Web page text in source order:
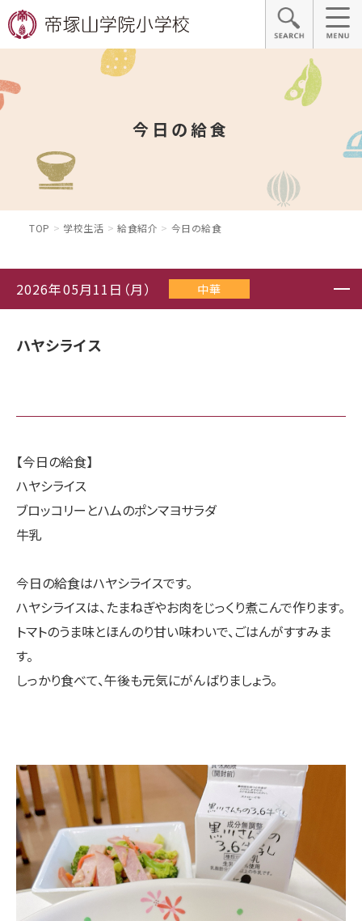
今日の給食
TOP 学校生活 給食紹介 今日の給食
2026年05月11日（月） 中華
ハヤシライス
【今日の給食】
ハヤシライス
ブロッコリーとハムのポンマヨサラダ
牛乳
今日の給食はハヤシライスです。
ハヤシライスは、たまねぎやお肉をじっくり煮こんで作ります。
トマトのうま味とほんのり甘い味わいで、ごはんがすすみま
す。
しっかり食べて、午後も元気にがんばりましょう。